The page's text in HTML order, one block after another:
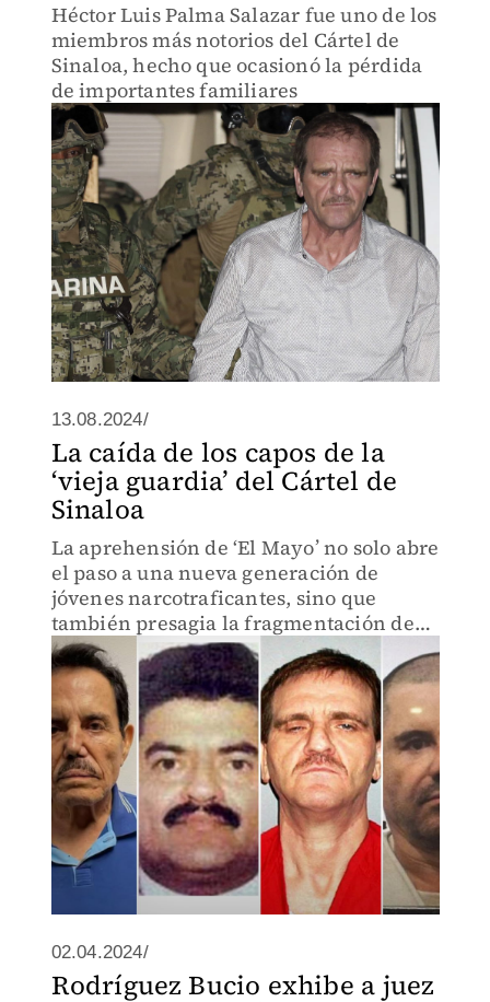
Héctor Luis Palma Salazar fue uno de los
miembros más notorios del Cártel de
Sinaloa, hecho que ocasionó la pérdida
de importantes familiares
13.08.2024/
La caída de los capos de la
‘vieja guardia’ del Cártel de
Sinaloa
La aprehensión de ‘El Mayo’ no solo abre
el paso a una nueva generación de
jóvenes narcotraficantes, sino que
también presagia la fragmentación de
una de las organizaciones delictivas más
poderosas del mundo.
02.04.2024/
Rodríguez Bucio exhibe a juez